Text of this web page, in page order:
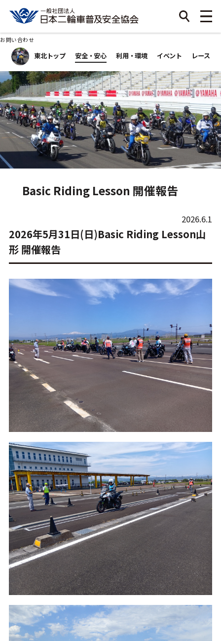
東北トップ 安全・安心 利用・環境 イベント レース
お問い合わせ
Basic Riding Lesson 開催報告
2026.6.1
2026年5月31日(日)Basic Riding Lesson山
形 開催報告